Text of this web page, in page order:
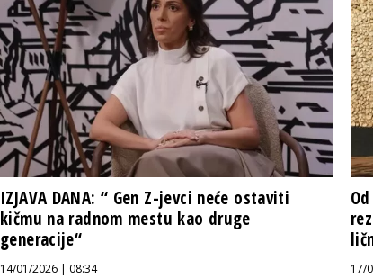
IZJAVA DANA: “ Gen Z-jevci neće ostaviti
kičmu na radnom mestu kao druge
generacije“
14/01/2026 | 08:34 17/